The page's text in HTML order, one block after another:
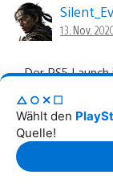
△○✕☐
Wählt den
Quelle!
13. Nov.
Der PS5
auf die PS5,
von für vielen
später Zeit,
erzwungene
völlig unnötige